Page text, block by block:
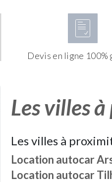
Devis en ligne
Les villes
Les villes à
Location autocar
Location autocar